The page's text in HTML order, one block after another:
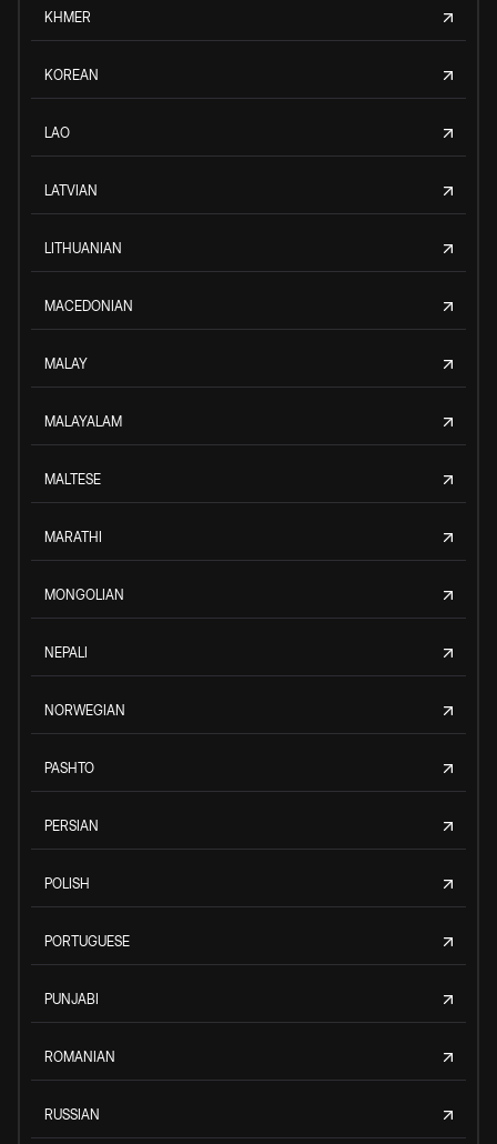
KHMER
KOREAN
LAO
LATVIAN
LITHUANIAN
MACEDONIAN
MALAY
MALAYALAM
MALTESE
MARATHI
MONGOLIAN
NEPALI
NORWEGIAN
PASHTO
PERSIAN
POLISH
PORTUGUESE
PUNJABI
ROMANIAN
RUSSIAN